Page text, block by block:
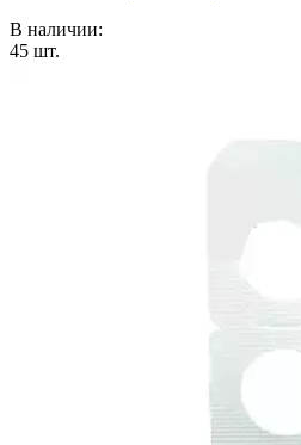
В наличии:
45 шт.